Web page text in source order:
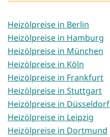
Heizölpreise in Berlin
Heizölpreise in Hamburg
Heizölpreise in München
Heizölpreise in Köln
Heizölpreise in Frankfurt
Heizölpreise in Stuttgart
Heizölpreise in Düsseldorf
Heizölpreise in Leipzig
Heizölpreise in Dortmund